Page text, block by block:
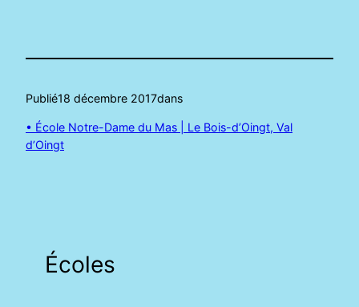
Publié18 décembre 2017dans
• École Notre-Dame du Mas | Le Bois-d’Oingt, Val
d’Oingt
Écoles